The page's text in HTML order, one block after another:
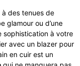
des tenues de
glamour ou d’une
sophistication à votre
avec un blazer pour
en cuir est un